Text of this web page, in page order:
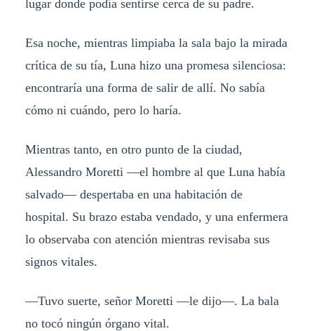
lugar donde podía sentirse cerca de su padre.
Esa noche, mientras limpiaba la sala bajo la mirada
crítica de su tía, Luna hizo una promesa silenciosa:
encontraría una forma de salir de allí. No sabía
cómo ni cuándo, pero lo haría.
Mientras tanto, en otro punto de la ciudad,
Alessandro Moretti —el hombre al que Luna había
salvado— despertaba en una habitación de
hospital. Su brazo estaba vendado, y una enfermera
lo observaba con atención mientras revisaba sus
signos vitales.
—Tuvo suerte, señor Moretti —le dijo—. La bala
no tocó ningún órgano vital.